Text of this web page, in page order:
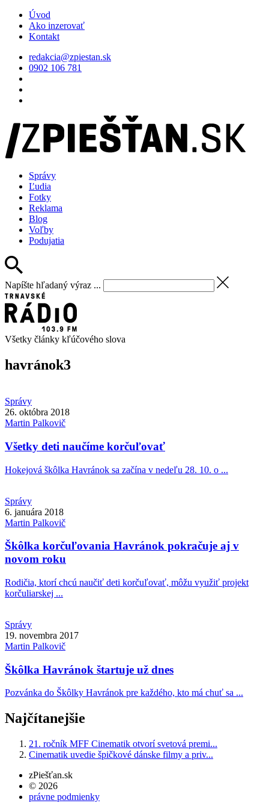
Úvod
Ako inzerovať
Kontakt
redakcia@zpiestan.sk
0902 106 781
Správy
Ľudia
Fotky
Reklama
Blog
Voľby
Podujatia
Napíšte hľadaný výraz ...
Všetky články kľúčového slova
havránok3
Správy
26. októbra 2018
Martin Palkovič
Všetky deti naučíme korčuľovať
Hokejová škôlka Havránok sa začína v nedeľu 28. 10. o ...
Správy
6. januára 2018
Martin Palkovič
Škôlka korčuľovania Havránok pokračuje aj v
novom roku
Rodičia, ktorí chcú naučiť deti korčuľovať, môžu využiť projekt
korčuliarskej ...
Správy
19. novembra 2017
Martin Palkovič
Škôlka Havránok štartuje už dnes
Pozvánka do Škôlky Havránok pre každého, kto má chuť sa ...
Najčítanejšie
21. ročník MFF Cinematik otvorí svetová premi...
Cinematik uvedie špičkové dánske filmy a priv...
zPiešťan.sk
© 2026
právne podmienky